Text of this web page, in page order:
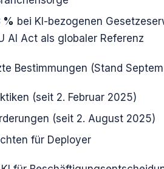
% bei KI-bezogenen
AI Act als globaler Referenz
Bestimmungen (Stand
(seit 2. Februar 2025)
(seit 2. August 2025)
für Deployer